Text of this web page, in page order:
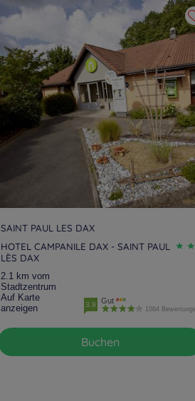
SAINT PAUL LES DAX
HOTEL CAMPANILE DAX - SAINT PAUL
LÈS DAX
2.1 km vom
Stadtzentrum
Auf Karte
anzeigen
3.9 Gut
1084
Buchen